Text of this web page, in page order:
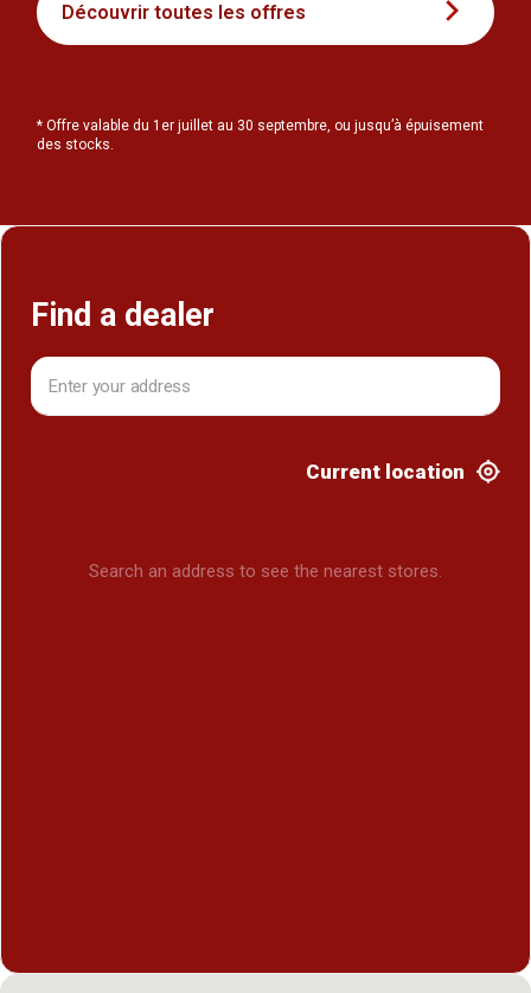
Découvrir toutes les offres
* Offre valable du 1er juillet au 30 septembre, ou jusqu’à épuisement
des stocks.
Find a dealer
Current location
Search an address to see the nearest stores.